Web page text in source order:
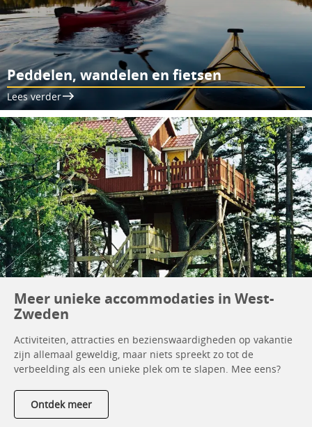
Peddelen, wandelen en fietsen
Lees verder
Meer unieke accommodaties in West-
Zweden
Activiteiten, attracties en bezienswaardigheden op vakantie
zijn allemaal geweldig, maar niets spreekt zo tot de
verbeelding als een unieke plek om te slapen. Mee eens?
Ontdek meer